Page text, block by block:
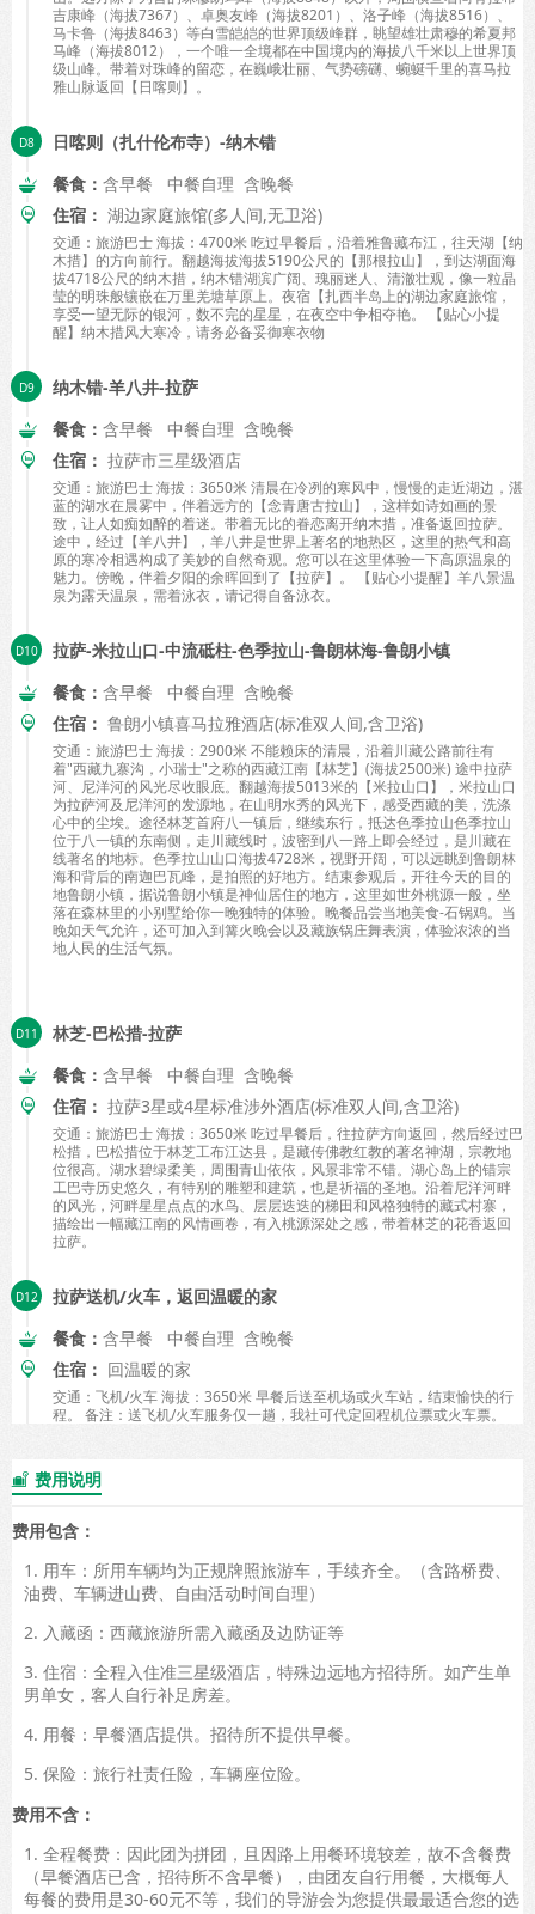
吉康峰（海拔7367）、卓奥友峰（海拔8201）、洛子峰（海拔8516）、
马卡鲁（海拔8463）等白雪皑皑的世界顶级峰群，眺望雄壮肃穆的希夏邦
马峰（海拔8012），一个唯一全境都在中国境内的海拔八千米以上世界顶
级山峰。带着对珠峰的留恋，在巍峨壮丽、气势磅礴、蜿蜒千里的喜马拉
雅山脉返回【日喀则】。
日喀则（扎什伦布寺）-纳木错
餐食： 含早餐 中餐自理 含晚餐
住宿： 湖边家庭旅馆(多人间,无卫浴)
交通：旅游巴士 海拔：4700米 吃过早餐后，沿着雅鲁藏布江，往天湖【纳
木措】的方向前行。翻越海拔海拔5190公尺的【那根拉山】，到达湖面海
拔4718公尺的纳木措，纳木错湖滨广阔、瑰丽迷人、清澈壮观，像一粒晶
莹的明珠般镶嵌在万里羌塘草原上。夜宿【扎西半岛上的湖边家庭旅馆，
享受一望无际的银河，数不完的星星，在夜空中争相夺艳。 【贴心小提
醒】纳木措风大寒冷，请务必备妥御寒衣物
纳木错-羊八井-拉萨
餐食： 含早餐 中餐自理 含晚餐
住宿： 拉萨市三星级酒店
交通：旅游巴士 海拔：3650米 清晨在冷冽的寒风中，慢慢的走近湖边，湛
蓝的湖水在晨雾中，伴着远方的【念青唐古拉山】，这样如诗如画的景
致，让人如痴如醉的着迷。带着无比的眷恋离开纳木措，准备返回拉萨。
途中，经过【羊八井】，羊八井是世界上著名的地热区，这里的热气和高
原的寒冷相遇构成了美妙的自然奇观。您可以在这里体验一下高原温泉的
魅力。傍晚，伴着夕阳的余晖回到了【拉萨】。 【贴心小提醒】羊八景温
泉为露天温泉，需着泳衣，请记得自备泳衣。
拉萨-米拉山口-中流砥柱-色季拉山-鲁朗林海-鲁朗小镇
餐食： 含早餐 中餐自理 含晚餐
住宿： 鲁朗小镇喜马拉雅酒店(标准双人间,含卫浴)
交通：旅游巴士 海拔：2900米 不能赖床的清晨，沿着川藏公路前往有
着"西藏九寨沟，小瑞士"之称的西藏江南【林芝】(海拔2500米) 途中拉萨
河、尼洋河的风光尽收眼底。翻越海拔5013米的【米拉山口】，米拉山口
为拉萨河及尼洋河的发源地，在山明水秀的风光下，感受西藏的美，洗涤
心中的尘埃。途径林芝首府八一镇后，继续东行，抵达色季拉山色季拉山
位于八一镇的东南侧，走川藏线时，波密到八一路上即会经过，是川藏在
线著名的地标。色季拉山山口海拔4728米，视野开阔，可以远眺到鲁朗林
海和背后的南迦巴瓦峰，是拍照的好地方。结束参观后，开往今天的目的
地鲁朗小镇，据说鲁朗小镇是神仙居住的地方，这里如世外桃源一般，坐
落在森林里的小别墅给你一晚独特的体验。晚餐品尝当地美食-石锅鸡。当
晚如天气允许，还可加入到篝火晚会以及藏族锅庄舞表演，体验浓浓的当
地人民的生活气氛。
林芝-巴松措-拉萨
餐食： 含早餐 中餐自理 含晚餐
住宿： 拉萨3星或4星标准涉外酒店(标准双人间,含卫浴)
交通：旅游巴士 海拔：3650米 吃过早餐后，往拉萨方向返回，然后经过巴
松措，巴松措位于林芝工布江达县，是藏传佛教红教的著名神湖，宗教地
位很高。湖水碧绿柔美，周围青山依依，风景非常不错。湖心岛上的错宗
工巴寺历史悠久，有特别的雕塑和建筑，也是祈福的圣地。沿着尼洋河畔
的风光，河畔星星点点的水鸟、层层迭迭的梯田和风格独特的藏式村寨，
描绘出一幅藏江南的风情画卷，有入桃源深处之感，带着林芝的花香返回
拉萨。
拉萨送机/火车，返回温暖的家
餐食： 含早餐 中餐自理 含晚餐
住宿： 回温暖的家
交通：飞机/火车 海拔：3650米 早餐后送至机场或火车站，结束愉快的行
程。 备注：送飞机/火车服务仅一趟，我社可代定回程机位票或火车票。
 费用说明
费用包含：
1. 用车：所用车辆均为正规牌照旅游车，手续齐全。（含路桥费、
油费、车辆进山费、自由活动时间自理）
2. 入藏函：西藏旅游所需入藏函及边防证等
3. 住宿：全程入住准三星级酒店，特殊边远地方招待所。如产生单
男单女，客人自行补足房差。
4. 用餐：早餐酒店提供。招待所不提供早餐。
5. 保险：旅行社责任险，车辆座位险。
费用不含：
1. 全程餐费：因此团为拼团，且因路上用餐环境较差，故不含餐费
（早餐酒店已含，招待所不含早餐），由团友自行用餐，大概每人
每餐的费用是30-60元不等，我们的导游会为您提供最最适合您的选